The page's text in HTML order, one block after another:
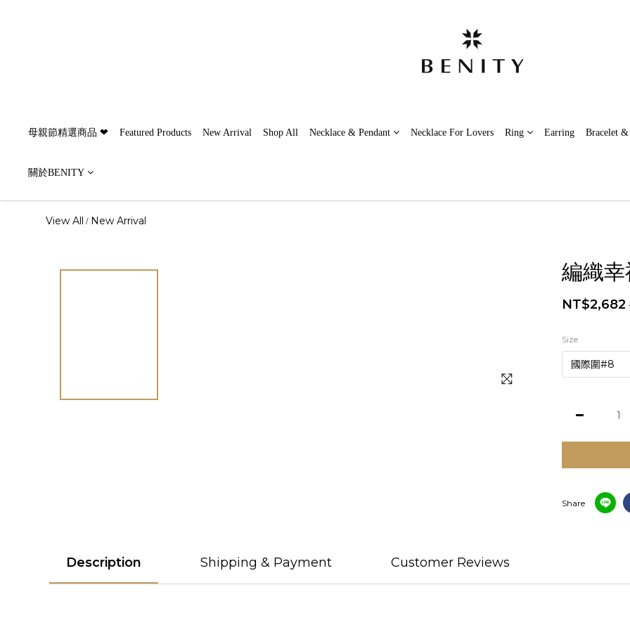
母親節精選商品 ❤ Featured Products New Arrival Shop All Necklace & Pendant Necklace For Lovers Ring Earring Bracelet
關於BENITY
View All / New Arrival
編織幸
NT$2,682
Size
Share
Description Shipping & Payment Customer Reviews